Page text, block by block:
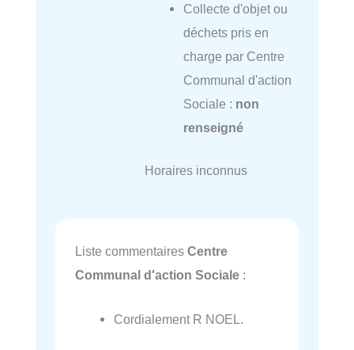
Collecte d'objet ou
déchets pris en
charge par Centre
Communal d'action
Sociale : non
renseigné
Horaires inconnus
Liste commentaires Centre
Communal d'action Sociale :
Cordialement R NOEL.